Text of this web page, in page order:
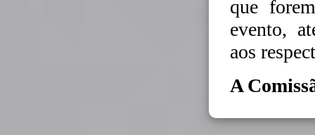
que
evento,
aos
A